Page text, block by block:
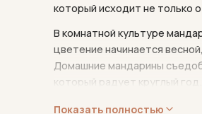
который исходит не только
В комнатной культуре
цветение начинается
Домашние мандарины
который радует круглый год.
Мандариновое дерево
Показать полностью